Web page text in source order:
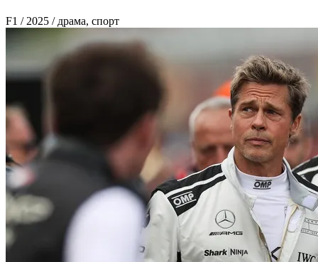
F1 / 2025 / драма, спорт